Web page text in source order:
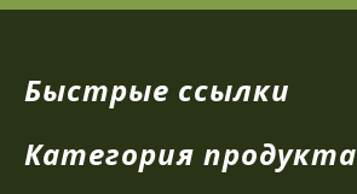
Быстрые ссылки
Категория продукта